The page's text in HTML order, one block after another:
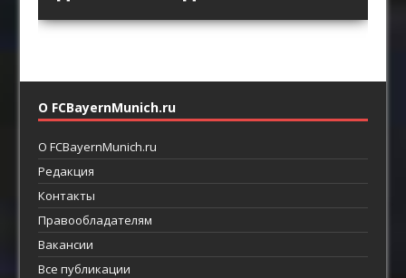
футбол
линиями
О FCBayernMunich.ru
О FCBayernMunich.ru
Редакция
Контакты
Правообладателям
Вакансии
Все публикации